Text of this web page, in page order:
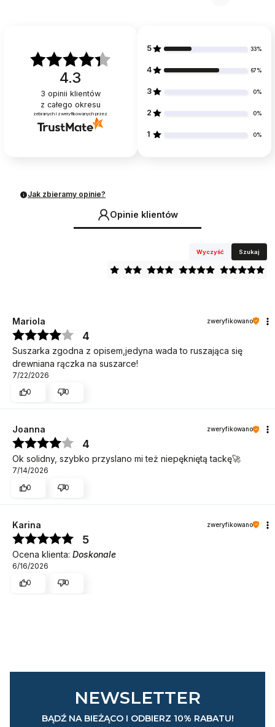
4.3
3 opinii klientów
z całego okresu
zebranych i zweryfikowanych przez
5 33%
4 67%
3 0%
2 0%
1 0%
Jak zbieramy opinie?
Opinie klientów
Wyczyść Szukaj
Mariola zweryfikowano
4
Suszarka zgodna z opisem,jedyna wada to ruszająca się
drewniana rączka na suszarce!
7/22/2026
0
0
Joanna zweryfikowano
4
Ok solidny, szybko przyslano mi też niepękniętą tackę🚀
7/14/2026
0
0
Karina zweryfikowano
5
Ocena klienta: Doskonale
6/16/2026
0
0
NEWSLETTER
BĄDŹ NA BIEŻĄCO I ODBIERZ 10% RABATU!